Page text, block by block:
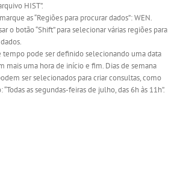
HIST”.
as “Regiões para procurar dados”: WEN.
o botão “Shift” para selecionar várias regiões para
tempo pode ser definido selecionando uma data
mais uma hora de início e fim. Dias de semana
ser selecionados para criar consultas, como
as segundas-feiras de julho, das 6h às 11h”.